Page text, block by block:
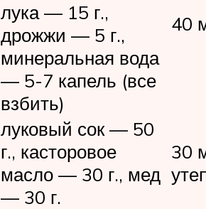
лука — 15 г.,
дрожжи — 5 г.,
минеральная вода
— 5-7 капель (все
взбить)
40
луковый сок — 50
г., касторовое
масло — 30 г., мед
— 30 г.
30